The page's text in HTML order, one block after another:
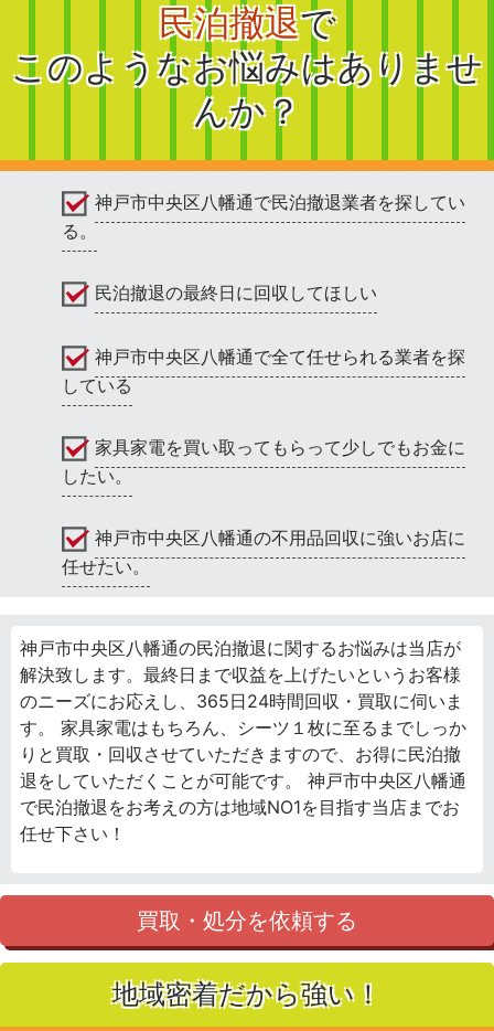
民泊撤退で
このようなお悩みはありませ
んか？
神戸市中央区八幡通で民泊撤退業者を探してい
る。
民泊撤退の最終日に回収してほしい
神戸市中央区八幡通で全て任せられる業者を探
している
家具家電を買い取ってもらって少しでもお金に
したい。
神戸市中央区八幡通の不用品回収に強いお店に
任せたい。
神戸市中央区八幡通の民泊撤退に関するお悩みは当店が
解決致します。最終日まで収益を上げたいというお客様
のニーズにお応えし、365日24時間回収・買取に伺いま
す。 家具家電はもちろん、シーツ１枚に至るまでしっか
りと買取・回収させていただきますので、お得に民泊撤
退をしていただくことが可能です。 神戸市中央区八幡通
で民泊撤退をお考えの方は地域NO1を目指す当店までお
任せ下さい！
買取・処分を依頼する
地域密着だから強い！